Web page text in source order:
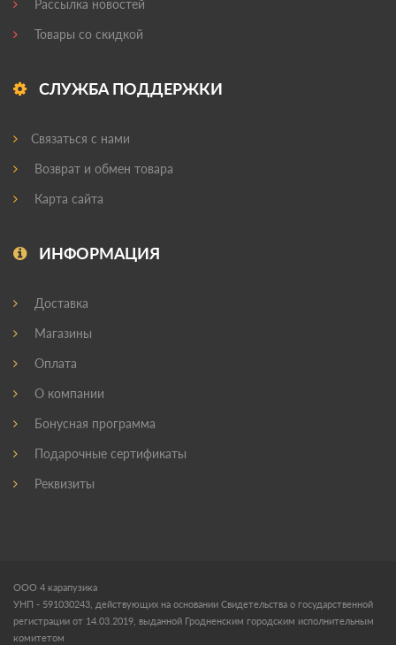
Рассылка новостей
Товары со скидкой
СЛУЖБА ПОДДЕРЖКИ
Связаться с нами
Возврат и обмен товара
Карта сайта
ИНФОРМАЦИЯ
Доставка
Магазины
Оплата
О компании
Бонусная программа
Подарочные сертификаты
Реквизиты
ООО 4 карапузика
УНП - 591030243, действующих на основании Свидетельства о государственной
регистрации от 14.03.2019, выданной Гродненским городским исполнительным
комитетом